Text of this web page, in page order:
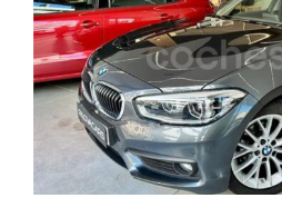
BMW Serie